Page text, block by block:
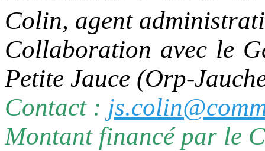
Colin, agent
Collaboration avec le
Petite Jauce (Orp-
Contact :
Montant financé par le